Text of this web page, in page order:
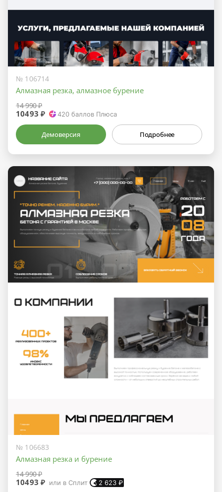
№ 106714
Алмазная резка, алмазное бурение
14 990 ₽
10493 ₽ 420 баллов Плюса
Демоверсия Подробнее
№ 106683
Алмазная резка и бурение
14 990 ₽
10493 ₽ или в Сплит 2 623 ₽